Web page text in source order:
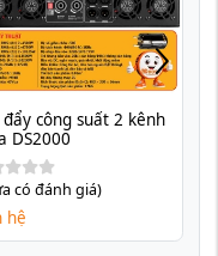
đẩy công suất 2 kênh
DS2000
có đánh giá)
hệ